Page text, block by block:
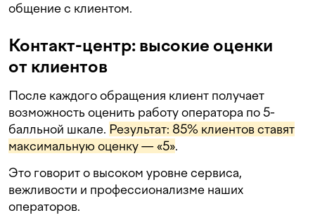
общение с клиентом.
Контакт-центр: высокие оценки
от клиентов
После каждого обращения клиент получает
возможность оценить работу оператора по 5-
балльной шкале. Результат: 85% клиентов ставят
максимальную оценку — «5».
Это говорит о высоком уровне сервиса,
вежливости и профессионализме наших
операторов.